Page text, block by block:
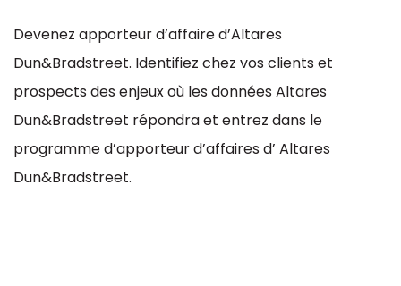
Devenez apporteur d’affaire d’Altares
Dun&Bradstreet. Identifiez chez vos clients et
prospects des enjeux où les données Altares
Dun&Bradstreet répondra et entrez dans le
programme d’apporteur d’affaires d’ Altares
Dun&Bradstreet.